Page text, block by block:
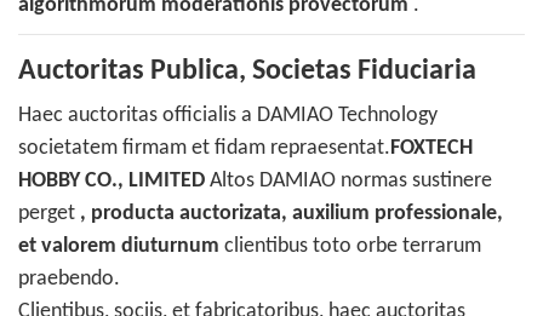
algorithmorum moderationis provectorum .
Auctoritas Publica, Societas Fiduciaria
Haec auctoritas officialis a DAMIAO Technology
societatem firmam et fidam repraesentat.FOXTECH
HOBBY CO., LIMITED Altos DAMIAO normas sustinere
perget , producta auctorizata, auxilium professionale,
et valorem diuturnum clientibus toto orbe terrarum
praebendo.